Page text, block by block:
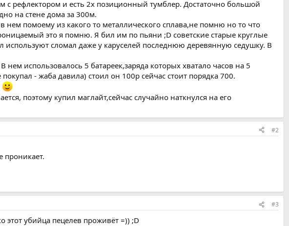
с рефлектором и есть 2х позиционный тумблер. Достаточно большой
на стене дома за 300м.
помоему из какого то металлического сплава,не помню но то что
это я помню. Я бил им по пьяни ;D советские старые круглые
используют сломал даже у каруселей последнюю деревянную седушку. В
нем использовалось 5 батареек,заряда которых хватало часов на 5
- жаба давила) стоил он 100р сейчас стоит порядка 700.
поэтому купил маглайт,сейчас случайно наткнулся на его
#2
проникает.
#3
этот убийца пецелев проживёт =)) ;D